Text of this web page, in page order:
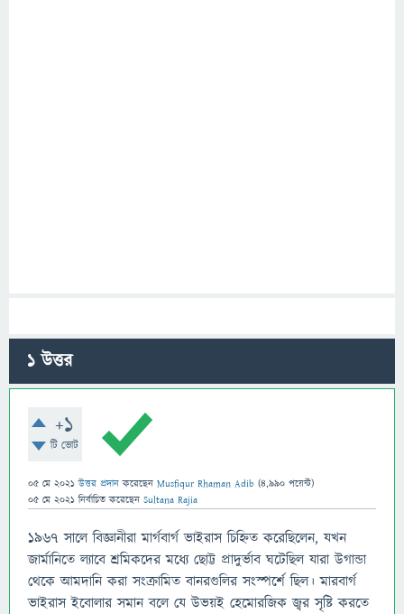
1উত্তর
+1
টি ভোট
05 মে 2021 উত্তর প্রদান করেছেন Musfiqur Rhaman Adib (4,990 পয়েন্ট)
05 মে 2021 নির্বাচিত করেছেন Sultana Rajia
১৯৬৭ সালে বিজ্ঞানীরা মার্গবার্গ ভাইরাস চিহ্নিত করেছিলেন, যখন
জার্মানিতে ল্যাবে শ্রমিকদের মধ্যে ছোট্ট প্রাদুর্ভাব ঘটেছিল যারা উগান্ডা
থেকে আমদানি করা সংক্রামিত বানরগুলির সংস্পর্শে ছিল। মারবার্গ
ভাইরাস ইবোলার সমান বলে যে উভয়ই হেমোরজিক জ্বর সৃষ্টি করতে